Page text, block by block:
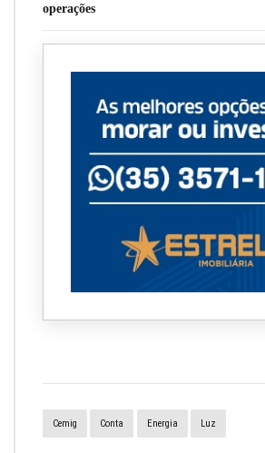
operações
Cemig Conta Energia Luz